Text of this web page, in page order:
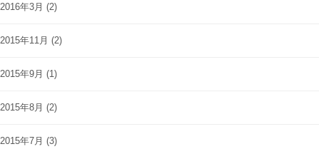
2016年3月 (2)
2015年11月 (2)
2015年9月 (1)
2015年8月 (2)
2015年7月 (3)